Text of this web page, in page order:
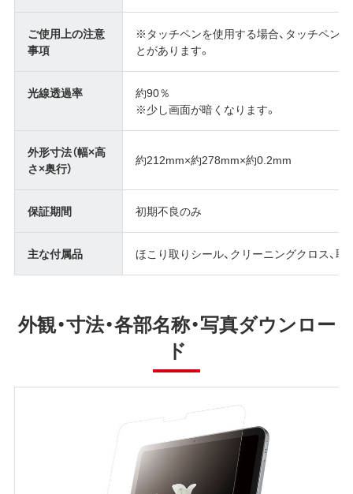
ご使用上の注意
事項
※タッチペンを使用する場合、タッチペン
とがあります。
光線透過率
約90％
※少し画面が暗くなります。
外形寸法（幅×高
さ×奥行）
約212mm×約278mm×約0.2mm
保証期間 初期不良のみ
主な付属品 ほこり取りシール、クリーニングクロス、取
外観・寸法・各部名称・写真ダウンロー
ド